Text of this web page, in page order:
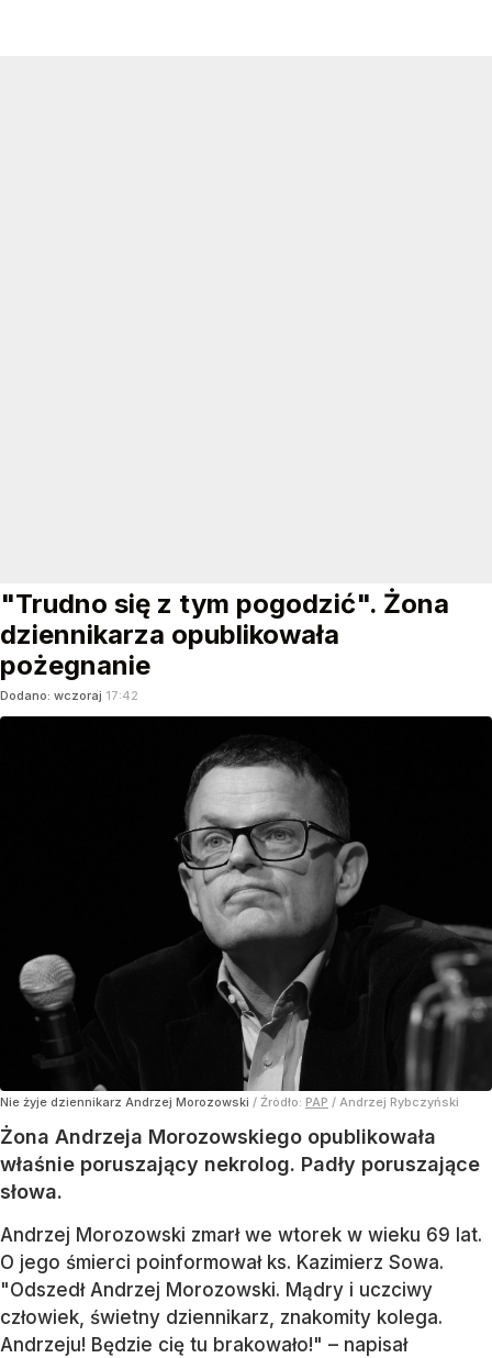
"Trudno się z tym pogodzić". Żona
dziennikarza opublikowała
pożegnanie
Dodano: wczoraj 17:42
Nie żyje dziennikarz Andrzej Morozowski / Źródło: PAP / Andrzej Rybczyński
Żona Andrzeja Morozowskiego opublikowała
właśnie poruszający nekrolog. Padły poruszające
słowa.
Andrzej Morozowski zmarł we wtorek w wieku 69 lat.
O jego śmierci poinformował ks. Kazimierz Sowa.
"Odszedł Andrzej Morozowski. Mądry i uczciwy
człowiek, świetny dziennikarz, znakomity kolega.
Andrzeju! Będzie cię tu brakowało!" – napisał